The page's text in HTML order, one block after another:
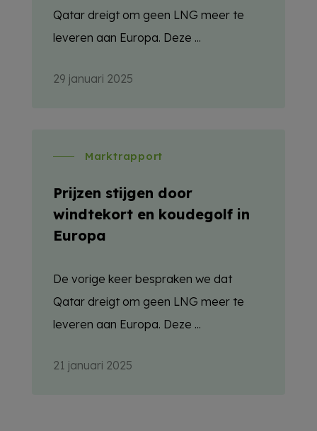
Qatar dreigt om geen LNG meer te
leveren aan Europa. Deze ...
29 januari 2025
Marktrapport
Prijzen stijgen door
windtekort en koudegolf in
Europa
De vorige keer bespraken we dat
Qatar dreigt om geen LNG meer te
leveren aan Europa. Deze ...
21 januari 2025